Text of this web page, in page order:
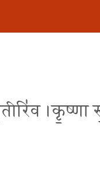
।कृ॒ष्णा